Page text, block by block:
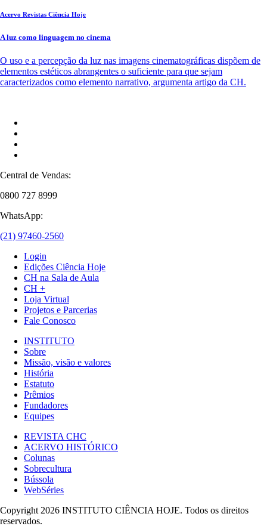
Acervo Revistas Ciência Hoje
A luz como linguagem no cinema
O uso e a percepção da luz nas imagens cinematográficas dispõem de
elementos estéticos abrangentes o suficiente para que sejam
caracterizados como elemento narrativo, argumenta artigo da CH.
Central de Vendas:
0800 727 8999
WhatsApp:
(21) 97460-2560
Login
Edições Ciência Hoje
CH na Sala de Aula
CH +
Loja Virtual
Projetos e Parcerias
Fale Conosco
INSTITUTO
Sobre
Missão, visão e valores
História
Estatuto
Prêmios
Fundadores
Equipes
REVISTA CHC
ACERVO HISTÓRICO
Colunas
Sobrecultura
Bússola
WebSéries
Copyright 2026 INSTITUTO CIÊNCIA HOJE. Todos os direitos
reservados.